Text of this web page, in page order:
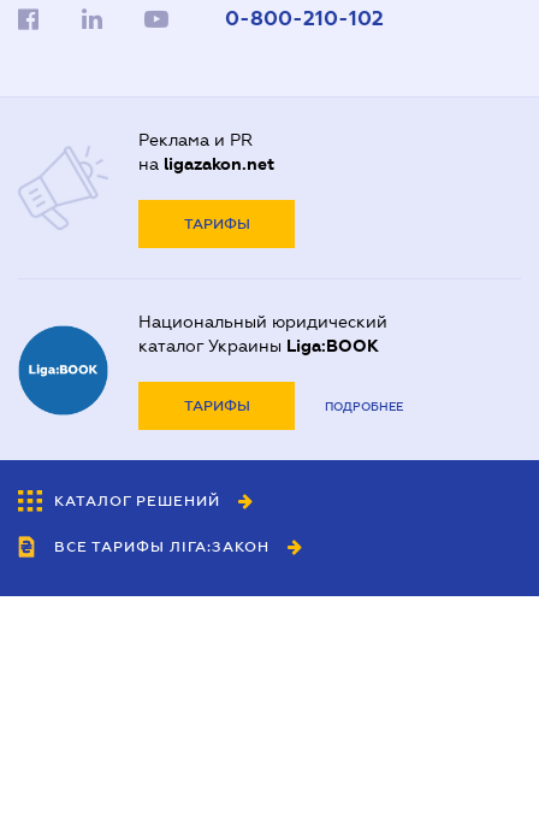
0-800-210-102
Реклама и PR
на ligazakon.net
ТАРИФЫ
Национальный юридический
каталог Украины Liga:BOOK
ТАРИФЫ ПОДРОБНЕЕ
КАТАЛОГ РЕШЕНИЙ
ВСЕ ТАРИФЫ ЛІГА:ЗАКОН